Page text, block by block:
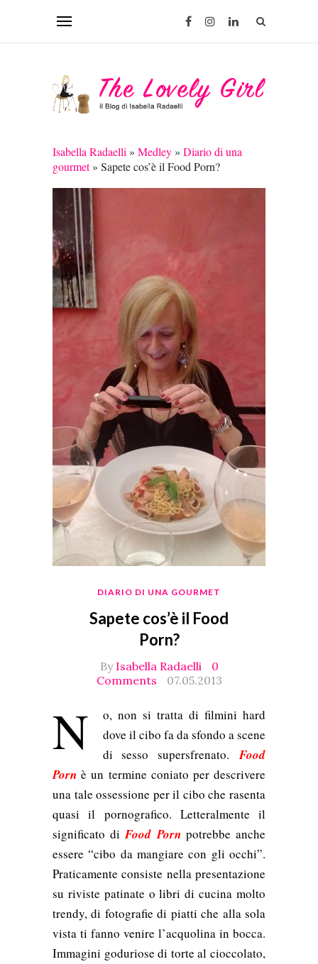
Isabella Radaelli » Medley» Diario di una
gourmet» Sapete cos’è il Food Porn?
DIARIO DI UNA GOURMET
Sapete cos’è il Food
Porn?
By Isabella Radaelli
0
Comments
07.05.2013
N
o, non si tratta di filmini hard
dove il cibo fa da sfondo a scene
di sesso supersfrenato.Food
Porn è un termine coniato per descrivere
una tale ossessione per il cibo che rasenta
quasi il pornografico. Letteralmente il
significato diFood Pornpotrebbe anche
essere “cibo da mangiare con gli occhi”.
Praticamente consiste nella presentazione
su riviste patinate o libri di cucina molto
trendy, di fotografie di piatti che alla sola
vista ti fanno venire l’acquolina in bocca.
Immagini goduriose di torte al cioccolato,